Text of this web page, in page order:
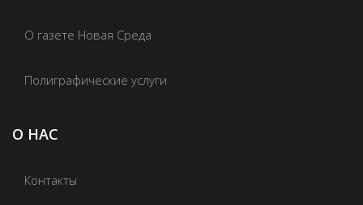
О газете Новая Среда
Полиграфические услуги
О НАС
Контакты